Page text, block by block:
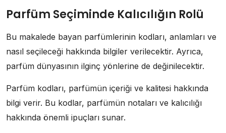
Parfüm Seçiminde Kalıcılığın Rolü
Bu makalede bayan parfümlerinin kodları, anlamları ve
nasıl seçileceği hakkında bilgiler verilecektir. Ayrıca,
parfüm dünyasının ilginç yönlerine de değinilecektir.
Parfüm kodları, parfümün içeriği ve kalitesi hakkında
bilgi verir. Bu kodlar, parfümün notaları ve kalıcılığı
hakkında önemli ipuçları sunar.